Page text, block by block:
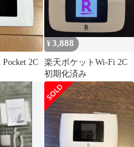
Pocket 2C
¥3,888
楽天ポケットWi-Fi 2C
初期化済み